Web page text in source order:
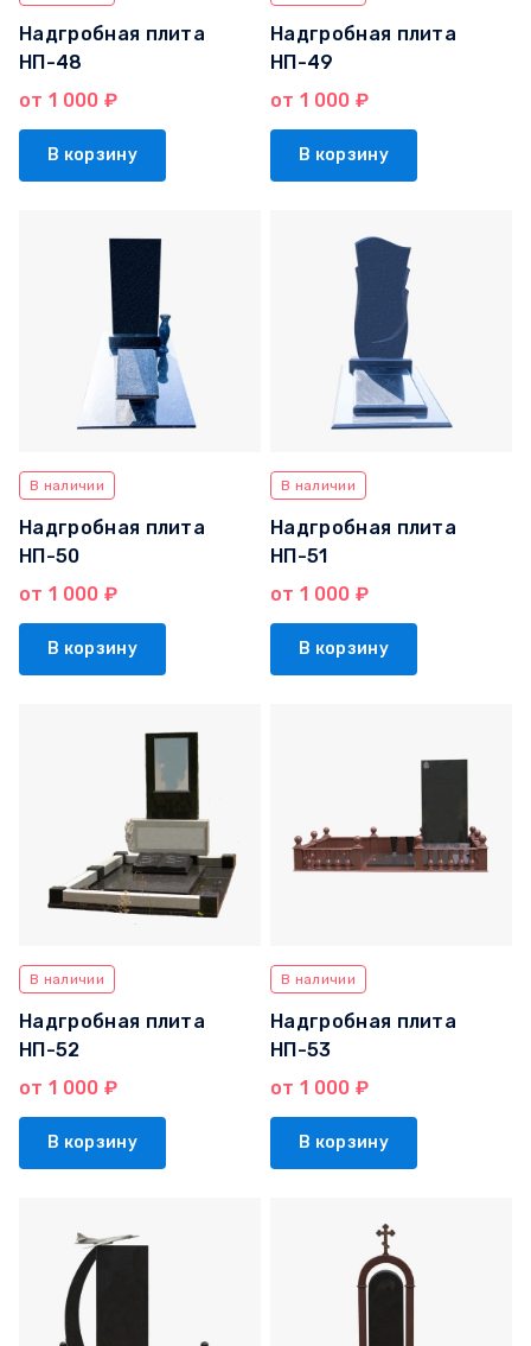
Надгробная плита
НП-48
от 1 000 ₽
В корзину
Надгробная плита
НП-49
от 1 000 ₽
В корзину
В наличии
Надгробная плита
НП-50
от 1 000 ₽
В корзину
В наличии
Надгробная плита
НП-51
от 1 000 ₽
В корзину
В наличии
Надгробная плита
НП-52
от 1 000 ₽
В корзину
В наличии
Надгробная плита
НП-53
от 1 000 ₽
В корзину